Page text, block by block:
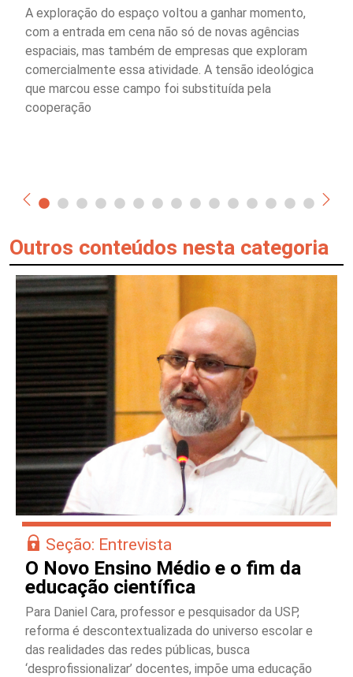
A exploração do espaço voltou a ganhar momento,
com a entrada em cena não só de novas agências
espaciais, mas também de empresas que exploram
comercialmente essa atividade. A tensão ideológica
que marcou esse campo foi substituída pela
cooperação
Outros conteúdos nesta categoria
Seção: Entrevista
O Novo Ensino Médio e o fim da
educação científica
Para Daniel Cara, professor e pesquisador da USP,
reforma é descontextualizada do universo escolar e
das realidades das redes públicas, busca
‘desprofissionalizar’ docentes, impõe uma educação